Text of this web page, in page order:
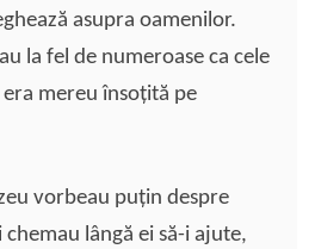
asupra oamenilor.
la fel de numeroase ca cele
mereu însoţită pe
vorbeau puţin despre
lângă ei să-i ajute,